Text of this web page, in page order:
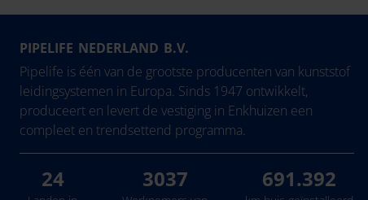
PIPELIFE NEDERLAND B.V.
Pipelife is één van de grootste producenten van kunststof
leidingsystemen in Europa. Sinds 1947 ontwikkelt,
produceert en levert de vestiging in Enkhuizen een
compleet en trendsettend programma.
24 3037 691.392